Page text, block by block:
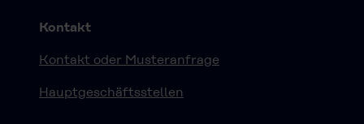
Kontakt
Kontakt oder Musteranfrage
Hauptgeschäftsstellen